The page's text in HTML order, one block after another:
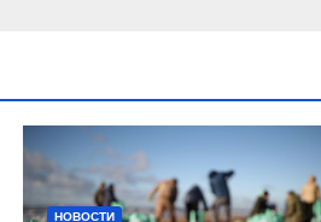
НОВОСТИ